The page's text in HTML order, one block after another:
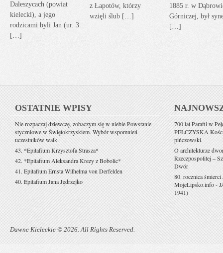
Daleszycach (powiat
kielecki), a jego
rodzicami byli Jan (ur. 3
[…]
z Łapotów, którzy
wzięli ślub […]
1885 r. w
Górniczej, był
[…]
OSTATNIE WPISY
Nie rozpaczaj dziewczę, zobaczym się w niebie Powstanie
styczniowe w Świętokrzyskiem. Wybór wspomnień
uczestników walk
43. *Epitafium Krzysztofa Strasza*
42. *Epitafium Aleksandra Krezy z Bobolic*
41. Epitafium Ernsta Wilhelma von Derfelden
40. Epitafium Jana Jędrzejko
700 lat Parafii w
PEŁCZYSKA
pińczowski.
O architekturze
Rzeczpospolitej –
Dwór
80. rocznica
MojeLipsko.info-
1941)
Dawne Kieleckie © 2026. All Rights Reserved.